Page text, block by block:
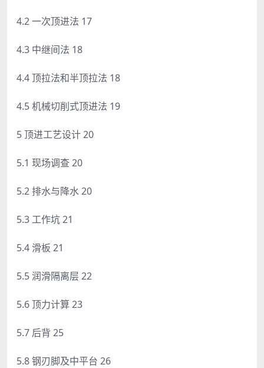
4.2 一次顶进法 17
4.3 中继间法 18
4.4 顶拉法和半顶拉法 18
4.5 机械切削式顶进法 19
5 顶进工艺设计 20
5.1 现场调查 20
5.2 排水与降水 20
5.3 工作坑 21
5.4 滑板 21
5.5 润滑隔离层 22
5.6 顶力计算 23
5.7 后背 25
5.8 钢刃脚及中平台 26